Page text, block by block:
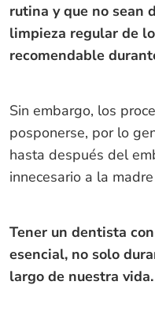
rutina y que no sean
limpieza regular de
recomendable
Sin embargo, los
posponerse, por lo
hasta después del
innecesario a la
Tener un dentista
esencial, no solo
largo de nuestra vida.